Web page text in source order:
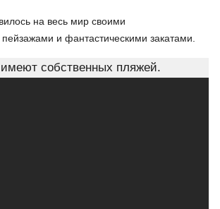
на весь мир своими
и фантастическими закатами.
собственных пляжей.